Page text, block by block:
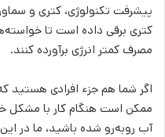
پیشرفت تکنولوژی، کتری و
کتری برقی داده است تا
مصرف کمتر انرژی برآورده کنند.
اگر شما هم جزء افرادی هستید
ممکن است هنگام کار با
آب روبه­‌رو شده باشید، ما در این